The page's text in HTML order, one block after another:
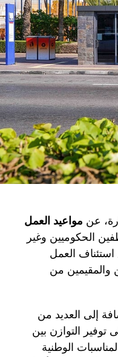
عن مواعيد العمل
الحكوميين وغير
ديسمبر 2025 وتنتهي في يوم 1 يناير 2026، مع استئناف العمل
والمقيمين من
إلى العديد من
التوازن بين
الوطنية